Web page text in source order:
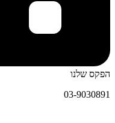
הפקס שלנו
03-9030891